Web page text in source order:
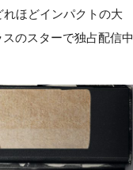
ほどインパクトの大
のスターで独占配信中